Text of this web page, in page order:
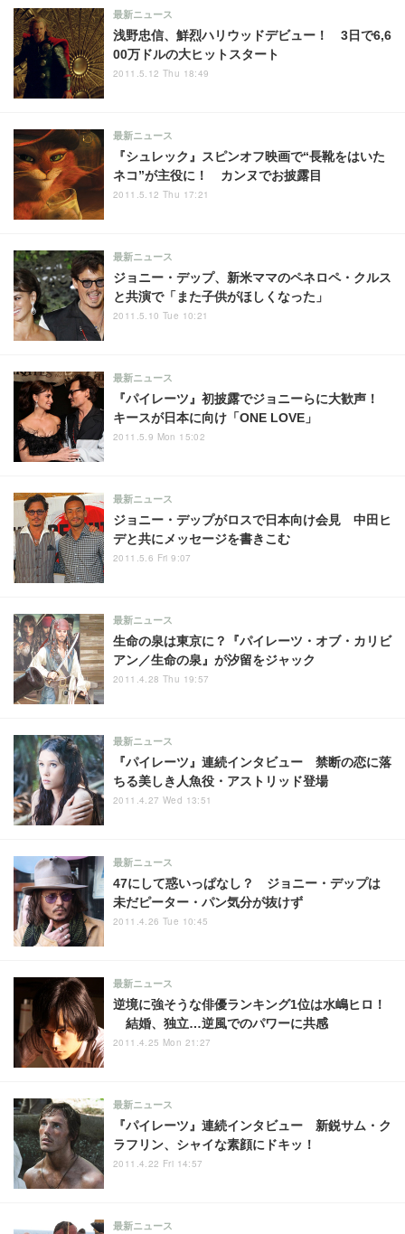
浅野忠信、鮮烈ハリウッドデビュー！ 3日で6,6
00万ドルの大ヒットスタート
最新ニュース
2011.5.12 Thu 18:49
『シュレック』スピンオフ映画で“長靴をはいた
ネコ”が主役に！ カンヌでお披露目
最新ニュース
2011.5.12 Thu 17:21
ジョニー・デップ、新米ママのペネロペ・クルス
と共演で「また子供がほしくなった」
最新ニュース
2011.5.10 Tue 10:21
『パイレーツ』初披露でジョニーらに大歓声！
キースが日本に向け「ONE LOVE」
最新ニュース
2011.5.9 Mon 15:02
ジョニー・デップがロスで日本向け会見 中田ヒ
デと共にメッセージを書きこむ
最新ニュース
2011.5.6 Fri 9:07
生命の泉は東京に？『パイレーツ・オブ・カリビ
アン／生命の泉』が汐留をジャック
最新ニュース
2011.4.28 Thu 19:57
『パイレーツ』連続インタビュー 禁断の恋に落
ちる美しき人魚役・アストリッド登場
最新ニュース
2011.4.27 Wed 13:51
47にして惑いっぱなし？ ジョニー・デップは
未だピーター・パン気分が抜けず
最新ニュース
2011.4.26 Tue 10:45
逆境に強そうな俳優ランキング1位は水嶋ヒロ！
結婚、独立…逆風でのパワーに共感
最新ニュース
2011.4.25 Mon 21:27
『パイレーツ』連続インタビュー 新鋭サム・ク
ラフリン、シャイな素顔にドキッ！
最新ニュース
2011.4.22 Fri 14:57
最新ニュース